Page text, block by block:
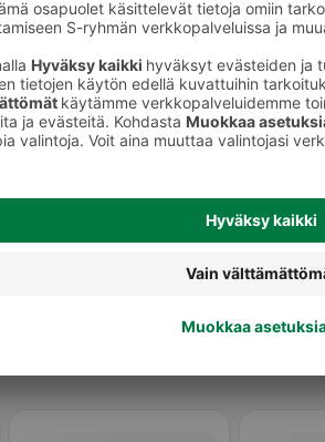
Leikkeleet, makkarat ja muut